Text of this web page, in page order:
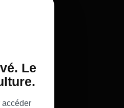
Le
accéder